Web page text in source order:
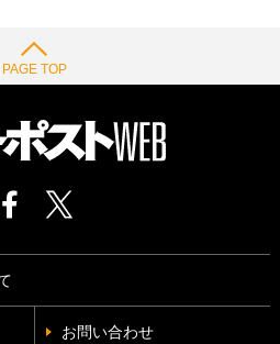
PAGE TOP
お問い合わせ